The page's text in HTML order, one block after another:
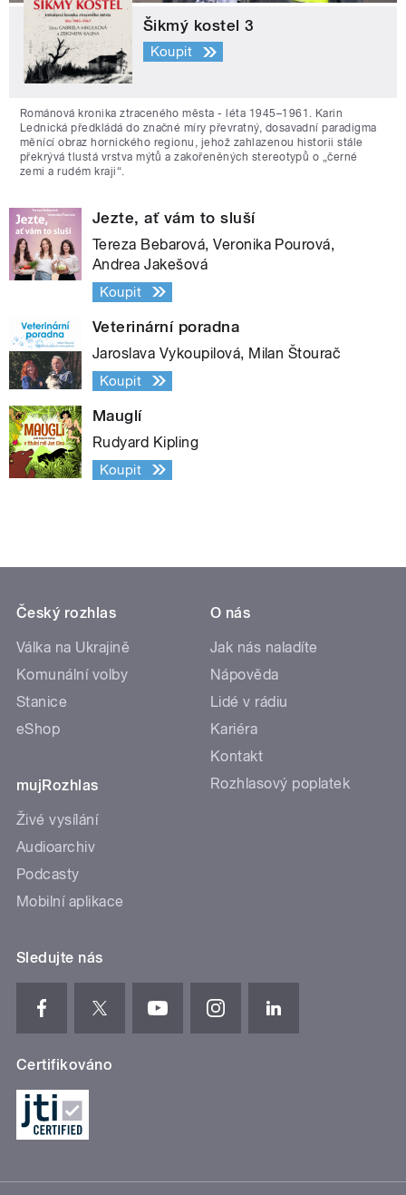
Šikmý kostel 3
Koupit
Románová kronika ztraceného města - léta 1945–1961. Karin
Lednická předkládá do značné míry převratný, dosavadní paradigma
měnící obraz hornického regionu, jehož zahlazenou historii stále
překrývá tlustá vrstva mýtů a zakořeněných stereotypů o „černé
zemi a rudém kraji“.
Jezte, ať vám to sluší
Tereza Bebarová, Veronika Pourová,
Andrea Jakešová
Koupit
Veterinární poradna
Jaroslava Vykoupilová, Milan Štourač
Koupit
Mauglí
Rudyard Kipling
Koupit
Český rozhlas
Válka na Ukrajině
Komunální volby
Stanice
eShop
mujRozhlas
Živé vysílání
Audioarchiv
Podcasty
Mobilní aplikace
O nás
Jak nás naladíte
Nápověda
Lidé v rádiu
Kariéra
Kontakt
Rozhlasový poplatek
Sledujte nás
Certifikováno